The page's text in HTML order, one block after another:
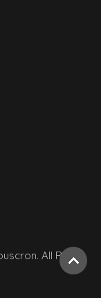
All Rights